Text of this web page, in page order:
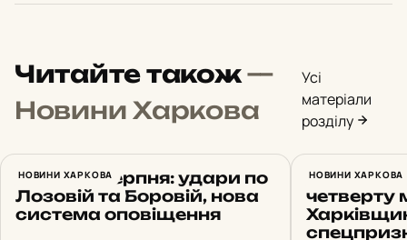
Читайте також—
Новини Харкова
Усі
матеріали
розділу
НОВИНИ ХАРКОВА
Харків 6 серпня: удари по
Лозовій та Боровій, нова
система оповіщення
НОВИНИ ХАРКОВА
Продав
четверту